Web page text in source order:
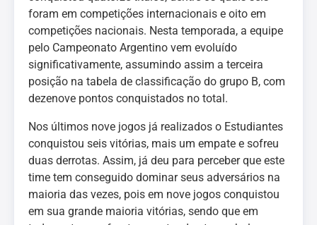
foram em competições internacionais e oito em
competições nacionais. Nesta temporada, a equipe
pelo Campeonato Argentino vem evoluído
significativamente, assumindo assim a terceira
posição na tabela de classificação do grupo B, com
dezenove pontos conquistados no total.
Nos últimos nove jogos já realizados o Estudiantes
conquistou seis vitórias, mais um empate e sofreu
duas derrotas. Assim, já deu para perceber que este
time tem conseguido dominar seus adversários na
maioria das vezes, pois em nove jogos conquistou
em sua grande maioria vitórias, sendo que em